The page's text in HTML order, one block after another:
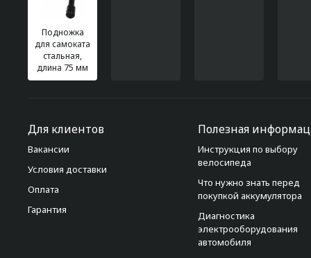
Подножка
для самоката
стальная,
длина 75 мм
Для клиентов
Вакансии
Условия доставки
Оплата
Гарантия
Полезная
Инструкция по выбору
велосипеда
Что нужно знать перед
покупкой аккумулятора
Диагностика
электрооборудования
автомобиля